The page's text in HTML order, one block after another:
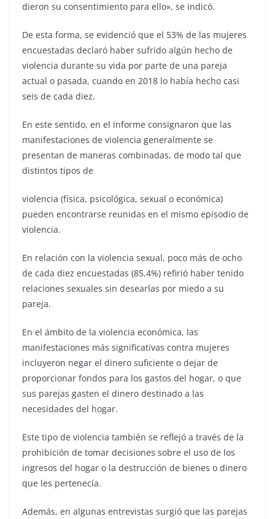
dieron su consentimiento para ello», se indicó.
De esta forma, se evidenció que el 53% de las mujeres
encuestadas declaró haber sufrido algún hecho de
violencia durante su vida por parte de una pareja
actual o pasada, cuando en 2018 lo había hecho casi
seis de cada diez.
En este sentido, en el informe consignaron que las
manifestaciones de violencia generalmente se
presentan de maneras combinadas, de modo tal que
distintos tipos de
violencia (física, psicológica, sexual o económica)
pueden encontrarse reunidas en el mismo episodio de
violencia.
En relación con la violencia sexual, poco más de ocho
de cada diez encuestadas (85,4%) refirió haber tenido
relaciones sexuales sin desearlas por miedo a su
pareja.
En el ámbito de la violencia económica, las
manifestaciones más significativas contra mujeres
incluyeron negar el dinero suficiente o dejar de
proporcionar fondos para los gastos del hogar, o que
sus parejas gasten el dinero destinado a las
necesidades del hogar.
Este tipo de violencia también se reflejó a través de la
prohibición de tomar decisiones sobre el uso de los
ingresos del hogar o la destrucción de bienes o dinero
que les pertenecía.
Además, en algunas entrevistas surgió que las parejas